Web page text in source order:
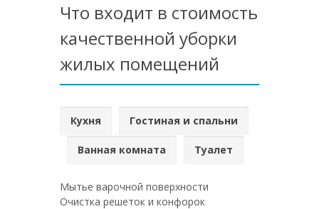
Что входит в стоимость
качественной уборки
жилых помещений
Кухня Гостиная и спальни
Ванная комната Туалет
Мытье варочной поверхности
Очистка решеток и конфорок